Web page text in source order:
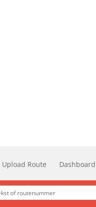
Upload Route Dashboard